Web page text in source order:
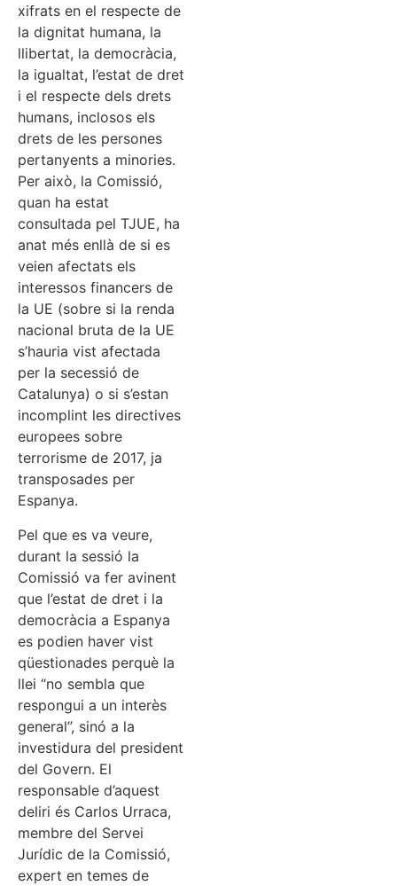
xifrats en el respecte de
la dignitat humana, la
llibertat, la democràcia,
la igualtat, l’estat de dret
i el respecte dels drets
humans, inclosos els
drets de les persones
pertanyents a minories.
Per això, la Comissió,
quan ha estat
consultada pel TJUE, ha
anat més enllà de si es
veien afectats els
interessos financers de
la UE (sobre si la renda
nacional bruta de la UE
s’hauria vist afectada
per la secessió de
Catalunya) o si s’estan
incomplint les directives
europees sobre
terrorisme de 2017, ja
transposades per
Espanya.
Pel que es va veure,
durant la sessió la
Comissió va fer avinent
que l’estat de dret i la
democràcia a Espanya
es podien haver vist
qüestionades perquè la
llei “no sembla que
respongui a un interès
general”, sinó a la
investidura del president
del Govern. El
responsable d’aquest
deliri és Carlos Urraca,
membre del Servei
Jurídic de la Comissió,
expert en temes de